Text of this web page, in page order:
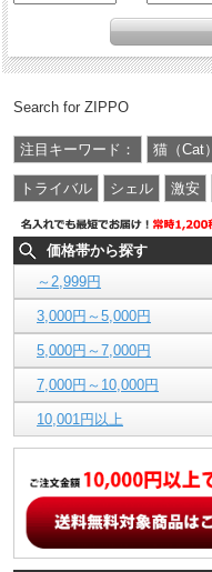
Search for ZIPPO
注目キーワード： 猫（Cat）
トライバル シェル 激安
価格帯から探す
～2,999円
3,000円～5,000円
5,000円～7,000円
7,000円～10,000円
10,001円以上